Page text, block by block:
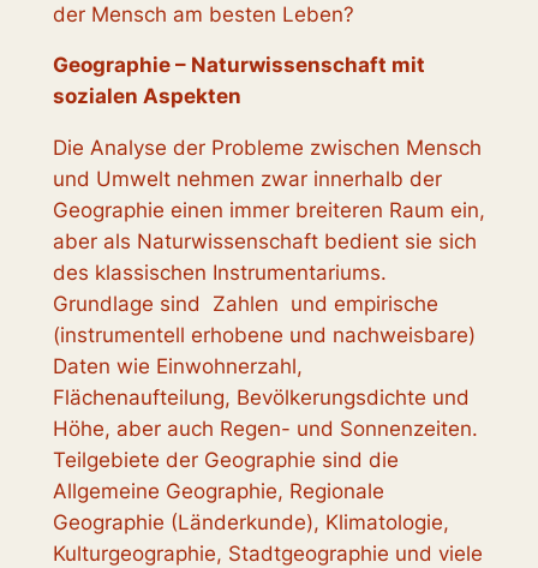
der Mensch am besten Leben?
Geographie – Naturwissenschaft mit
sozialen Aspekten
Die Analyse der Probleme zwischen Mensch
und Umwelt nehmen zwar innerhalb der
Geographie einen immer breiteren Raum ein,
aber als Naturwissenschaft bedient sie sich
des klassischen Instrumentariums.
Grundlage sind Zahlen und empirische
(instrumentell erhobene und nachweisbare)
Daten wie Einwohnerzahl,
Flächenaufteilung, Bevölkerungsdichte und
Höhe, aber auch Regen- und Sonnenzeiten.
Teilgebiete der Geographie sind die
Allgemeine Geographie, Regionale
Geographie (Länderkunde), Klimatologie,
Kulturgeographie, Stadtgeographie und viele